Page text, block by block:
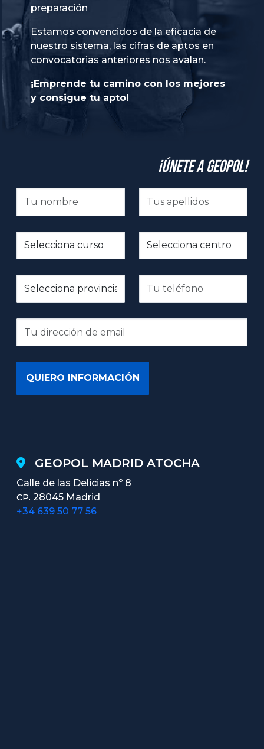
preparación
Estamos convencidos de la eficacia de
nuestro sistema, las cifras de aptos en
convocatorias anteriores nos avalan.
¡Emprende tu camino con los mejores
y consigue tu apto!
¡Únete a GeoPol!
GEOPOL MADRID ATOCHA
Calle de las Delicias nº 8
CP. 28045 Madrid
+34 639 50 77 56